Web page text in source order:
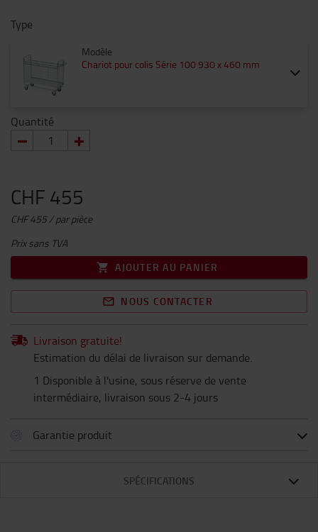
Type
Modèle
Chariot pour colis Série 100 930 x 460 mm
Quantité
CHF 455
CHF 455 / par pièce
Prix sans TVA
AJOUTER AU PANIER
NOUS CONTACTER
Livraison gratuite!
Estimation du délai de livraison sur demande.
1 Disponible à l'usine, sous réserve de vente
intermédiaire, livraison sous 2-4 jours
Garantie produit
SPÉCIFICATIONS